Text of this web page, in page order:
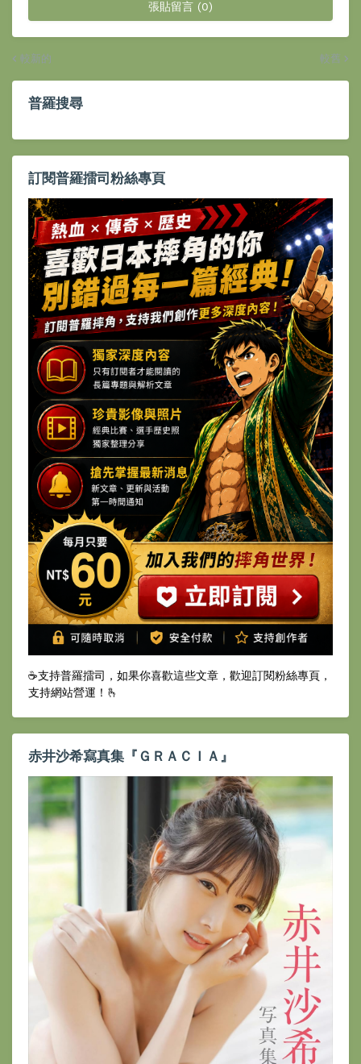
張貼留言 (0)
較新的 較舊
普羅搜尋
訂閱普羅擂司粉絲專頁
☕️支持普羅擂司，如果你喜歡這些文章，歡迎訂閱粉絲專頁，
支持網站營運！🫰
赤井沙希寫真集『ＧＲＡＣＩＡ』